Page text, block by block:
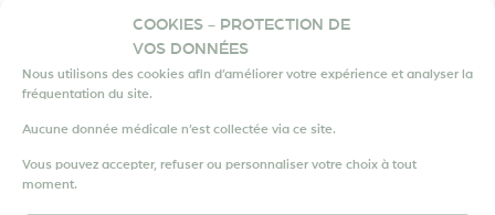
COOKIES - PROTECTION DE
VOS DONNÉES
Nous utilisons des cookies afin d’améliorer votre expérience et analyser la
fréquentation du site.
Aucune donnée médicale n’est collectée via ce site.
Vous pouvez accepter, refuser ou personnaliser votre choix à tout
moment.
LES CHIRURGIES CONSERVATRICES
parfois d’éviter une prothèse.